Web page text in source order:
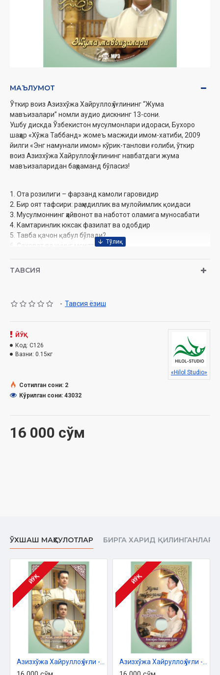
МАЪЛУМОТ
Ўткир воиз Азизхўжа Хайруллоҳ ўғлининг “Жума
мавъизалари” номли аудио дискнинг 13-сони.
Ушбу дискда Ўзбекистон мусулмонлари идораси, Бухоро
шаҳар «Хўжа Таббанд» жомеъ масжиди имом-хатиби, 2009
йилги «Энг намунали имом» кўрик-танлови ғолиби, ўткир
воиз Азизхўжа Хайруллоҳ ўғлининг навбатдаги жума
мавъизаларидан баҳраманд бўласиз!
1. Ота розилиги – фарзанд камоли гаровидир
2. Бир оят тафсири: раҳмдиллик ва мулойимлик қоидаси
3. Мусулмоннинг ҳайвонот ва наботот оламига муносабати
4. Камтаринлик юксак фазилат ва одобдир
5. Тавба қачон қабул бўлади?
6. Саховат ва унинг моҳияти
8. Омонатдорлик сифати ва хислати
Нашриёт:
Сана: 2012
Ҳажми:342 дақиқа
ТАВСИЯ
- Тавсия ёзиш
16 000 сўм
ЙЎҚ
Код: C126
Вазни: 0.15кг
«Hilol Studio»
Сотилган сони: 2
Кўрилган сони: 43032
ЎХШАШ МАҲСУЛОТЛАР БИРГА ХАРИД ҚИЛИНГАНЛАР
ЙЎҚ ЙЎҚ